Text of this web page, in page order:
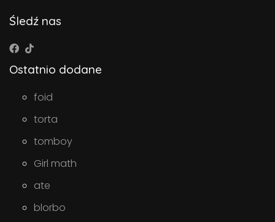
Śledź nas
Ostatnio dodane
foid
torta
tomboy
Girl math
ate
blorbo